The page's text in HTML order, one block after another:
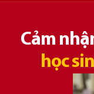
Cảm
học